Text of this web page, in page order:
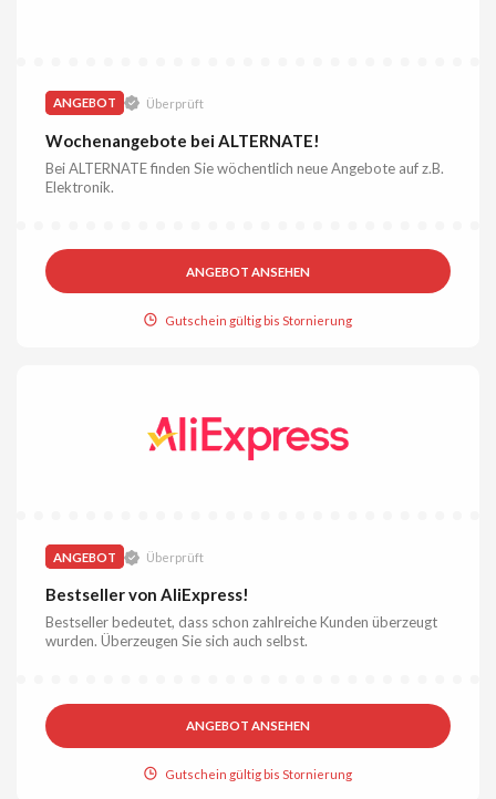
ANGEBOT Überprüft
Wochenangebote bei ALTERNATE!
Bei ALTERNATE finden Sie wöchentlich neue Angebote auf z.B.
Elektronik.
ANGEBOT ANSEHEN
Gutschein gültig bis Stornierung
ANGEBOT Überprüft
Bestseller von AliExpress!
Bestseller bedeutet, dass schon zahlreiche Kunden überzeugt
wurden. Überzeugen Sie sich auch selbst.
ANGEBOT ANSEHEN
Gutschein gültig bis Stornierung